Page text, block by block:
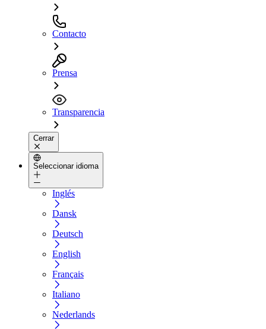
Contacto
Prensa
Transparencia
Cerrar
Seleccionar idioma
Inglés
Dansk
Deutsch
English
Français
Italiano
Nederlands